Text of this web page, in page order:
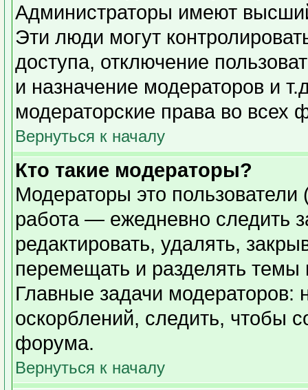
Администраторы имеют
Эти люди могут
доступа, отключение
и назначение модераторов и
модераторские права во всех
Вернуться к началу
Кто такие модераторы?
Модераторы это пользователи
работа — ежедневно следить
редактировать, удалять,
перемещать и разделять темы
Главные задачи модераторов:
оскорблений, следить, чтобы
форума.
Вернуться к началу